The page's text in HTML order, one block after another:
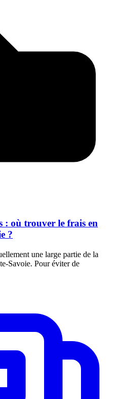
: où trouver le frais en
?
une large partie de la
Savoie. Pour éviter de